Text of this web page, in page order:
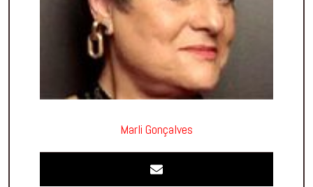
Marli Gonçalves